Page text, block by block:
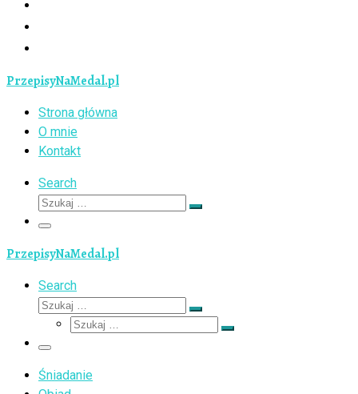
PrzepisyNaMedal.pl
Strona główna
O mnie
Kontakt
Search
Szukaj
Szukaj
Menu
PrzepisyNaMedal.pl
Search
Szukaj
Szukaj
Szukaj
Szukaj
Menu
Śniadanie